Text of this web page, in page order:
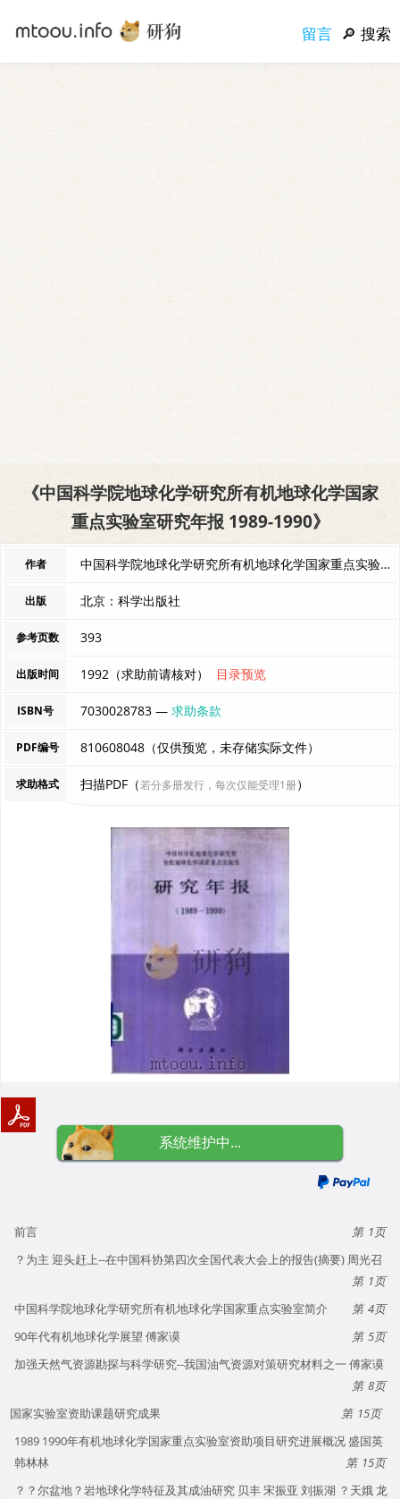
留言 搜索
《中国科学院地球化学研究所有机地球化学国家
重点实验室研究年报 1989-1990》
作者 中国科学院地球化学研究所有机地球化学国家重点实验室编辑 编者
出版 北京：科学出版社
参考页数 393
出版时间 1992（求助前请核对） 目录预览
ISBN号 7030028783 —求助条款
PDF编号 810608048（仅供预览，未存储实际文件）
求助格式 扫描PDF（若分多册发行，每次仅能受理1册）
系统维护中...
前言
1
？为主 迎头赶上--在中国科协第四次全国代表大会上的报告(摘要) 周光召
1
中国科学院地球化学研究所有机地球化学国家重点实验室简介
4
90年代有机地球化学展望 傅家谟
5
加强天然气资源勘探与科学研究--我国油气资源对策研究材料之一 傅家谟
8
国家实验室资助课题研究成果
15
1989 1990年有机地球化学国家重点实验室资助项目研究进展概况 盛国英
韩林林
15
？？尔盆地？岩地球化学特征及其成油研究 贝丰 宋振亚 刘振湖 ？天娥 龙